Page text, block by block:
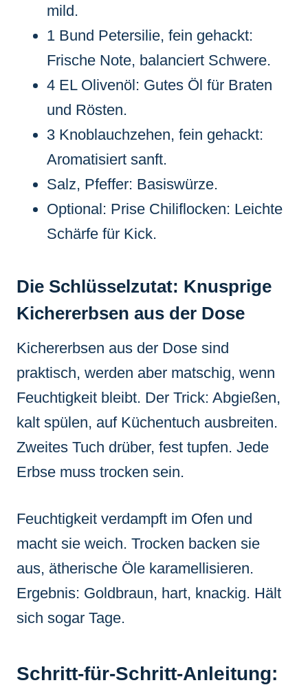
mild.
1 Bund Petersilie, fein gehackt:
Frische Note, balanciert Schwere.
4 EL Olivenöl: Gutes Öl für Braten
und Rösten.
3 Knoblauchzehen, fein gehackt:
Aromatisiert sanft.
Salz, Pfeffer: Basiswürze.
Optional: Prise Chiliflocken: Leichte
Schärfe für Kick.
Die Schlüsselzutat: Knusprige
Kichererbsen aus der Dose
Kichererbsen aus der Dose sind
praktisch, werden aber matschig, wenn
Feuchtigkeit bleibt. Der Trick: Abgießen,
kalt spülen, auf Küchentuch ausbreiten.
Zweites Tuch drüber, fest tupfen. Jede
Erbse muss trocken sein.
Feuchtigkeit verdampft im Ofen und
macht sie weich. Trocken backen sie
aus, ätherische Öle karamellisieren.
Ergebnis: Goldbraun, hart, knackig. Hält
sich sogar Tage.
Schritt-für-Schritt-Anleitung: